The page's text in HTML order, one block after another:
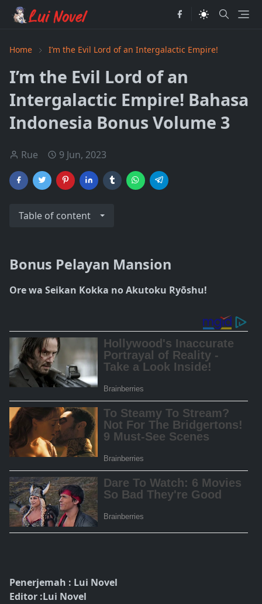
Home I’m the Evil Lord of an Intergalactic Empire!
I’m the Evil Lord of an
Intergalactic Empire! Bahasa
Indonesia Bonus Volume 3
Rue 9 Jun, 2023
Table of content
Bonus Pelayan Mansion
Ore wa Seikan Kokka no Akutoku Ryōshu!
Penerjemah : Lui Novel
Editor :Lui Novel